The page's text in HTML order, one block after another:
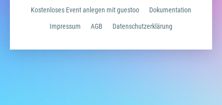
Kostenloses Event anlegen mit guestoo Dokumentation
Impressum AGB Datenschutzerklärung